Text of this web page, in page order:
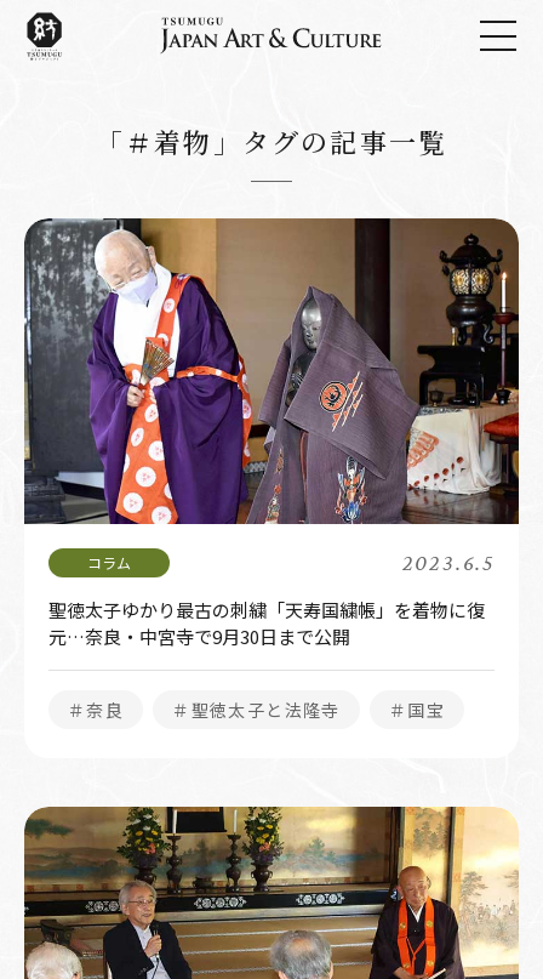
「＃着物」タグの記事一覧
2023.6.5
聖徳太子ゆかり最古の刺繍「天寿国繍帳」を着物に復
元…奈良・中宮寺で9月30日まで公開
＃奈良 ＃聖徳太子と法隆寺 ＃国宝